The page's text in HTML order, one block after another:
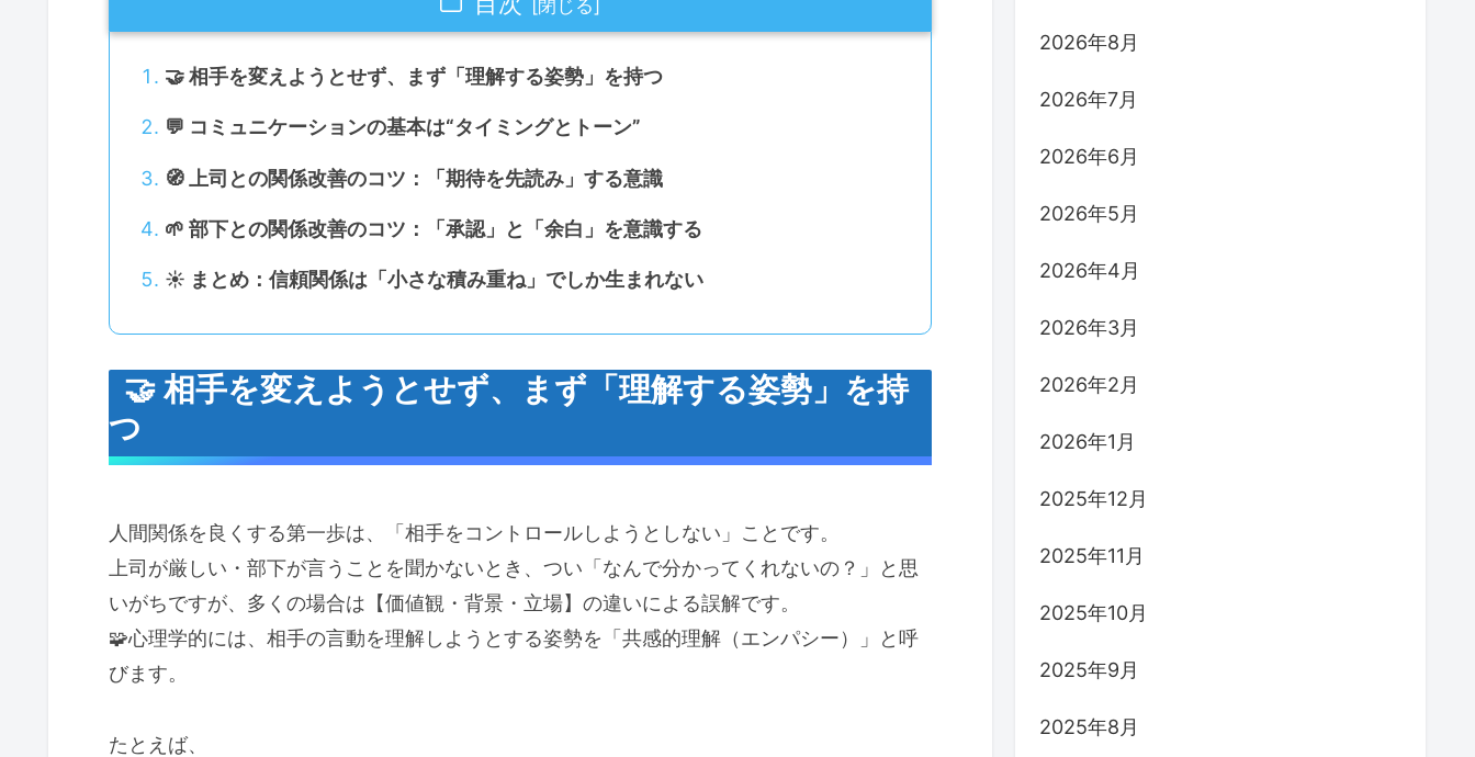
🤝 相手を変えようとせず、まず「理解する姿勢」を持つ
💬 コミュニケーションの基本は“タイミングとトーン”
🧭 上司との関係改善のコツ：「期待を先読み」する意識
🌱 部下との関係改善のコツ：「承認」と「余白」を意識する
☀️ まとめ：信頼関係は「小さな積み重ね」でしか生まれない
🤝 相手を変えようとせず、まず「理解する姿勢」を持
つ
人間関係を良くする第一歩は、「相手をコントロールしようとしない」ことです。
上司が厳しい・部下が言うことを聞かないとき、つい「なんで分かってくれないの？」と思
いがちですが、多くの場合は【価値観・背景・立場】の違いによる誤解です。
🧩心理学的には、相手の言動を理解しようとする姿勢を「共感的理解（エンパシー）」と呼
びます。
たとえば、
2026年8月
2026年7月
2026年6月
2026年5月
2026年4月
2026年3月
2026年2月
2026年1月
2025年12月
2025年11月
2025年10月
2025年9月
2025年8月